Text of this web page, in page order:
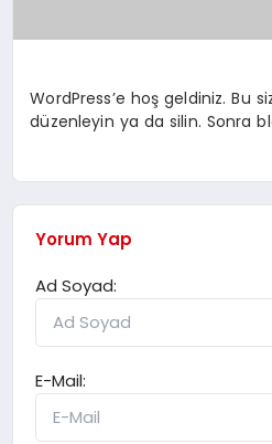
WordPress’e hoş geldiniz. Bu
düzenleyin ya da silin. Sonra
Yorum Yap
Ad Soyad:
E-Mail: